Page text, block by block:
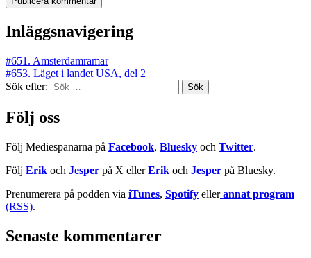
Inläggsnavigering
#651. Amsterdamramar
#653. Läget i landet USA, del 2
Sök efter:
Följ oss
Följ Mediespanarna på Facebook, Bluesky och Twitter.
Följ Erik och Jesper på X ellerErik och Jesper på Bluesky.
Prenumerera på podden via iTunes, Spotify eller annat program
(RSS).
Senaste kommentarer